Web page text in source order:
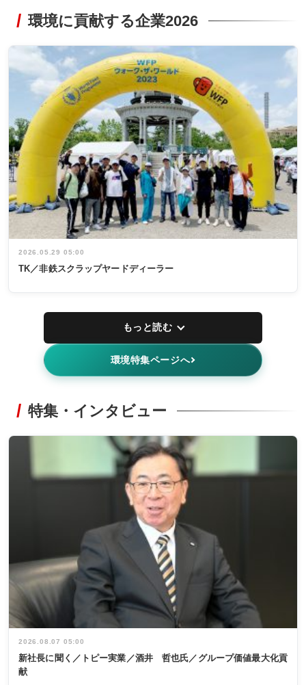
環境に貢献する企業2026
2026.05.29 05:00
TK／非鉄スクラップヤードディーラー
もっと読む
環境特集ページへ
特集・インタビュー
2026.08.07 05:00
新社長に聞く／トピー実業／酒井 哲也氏／グループ価値最大化貢
献